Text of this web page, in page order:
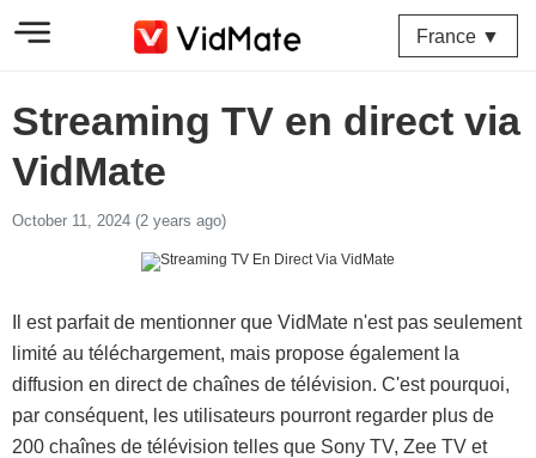
France ▼
Streaming TV en direct via
VidMate
October 11, 2024 (2 years ago)
Il est parfait de mentionner que VidMate n'est pas seulement
limité au téléchargement, mais propose également la
diffusion en direct de chaînes de télévision. C'est pourquoi,
par conséquent, les utilisateurs pourront regarder plus de
200 chaînes de télévision telles que Sony TV, Zee TV et